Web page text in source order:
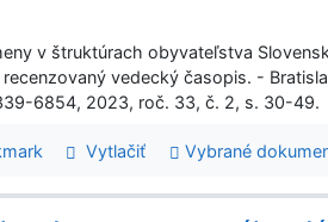
v štruktúrach obyvateľstva
vedecký časopis. -
6854, 2023, roč. 33, č. 2, s. 30-49.
Vytlačiť Vybrané